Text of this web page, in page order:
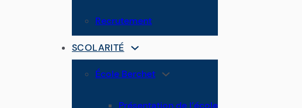
Recrutement
SCOLARITÉ
École Berchet
Présentation de l’école